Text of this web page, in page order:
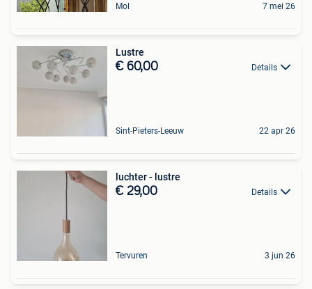
Mol 7 mei 26
Lustre
€ 60,00 Details
Sint-Pieters-Leeuw 22 apr 26
luchter - lustre
€ 29,00 Details
Tervuren 3 jun 26